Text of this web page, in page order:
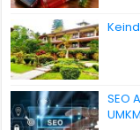
SEO
UMKM